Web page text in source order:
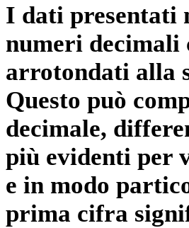
I dati presentati
numeri
arrotondati alla
Questo può
decimale,
più evidenti per
e in modo
prima cifra